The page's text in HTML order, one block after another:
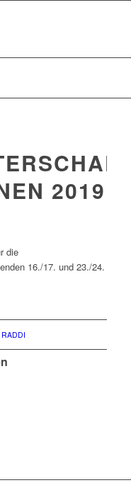
2019
die
16./17. und 23./24.
RADDI